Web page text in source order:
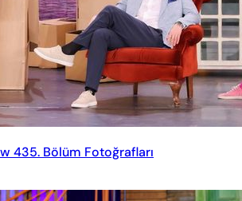
435. Bölüm Fotoğrafları